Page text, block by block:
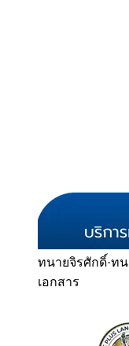
ทนายจิรศักดิ์·ทน
เอกสาร